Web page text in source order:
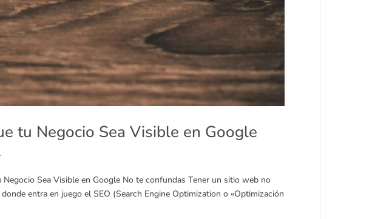
tu Negocio Sea Visible en Google
Sea Visible en Google No te confundas Tener un sitio web no
entra en juego el SEO (Search Engine Optimization o «Optimización